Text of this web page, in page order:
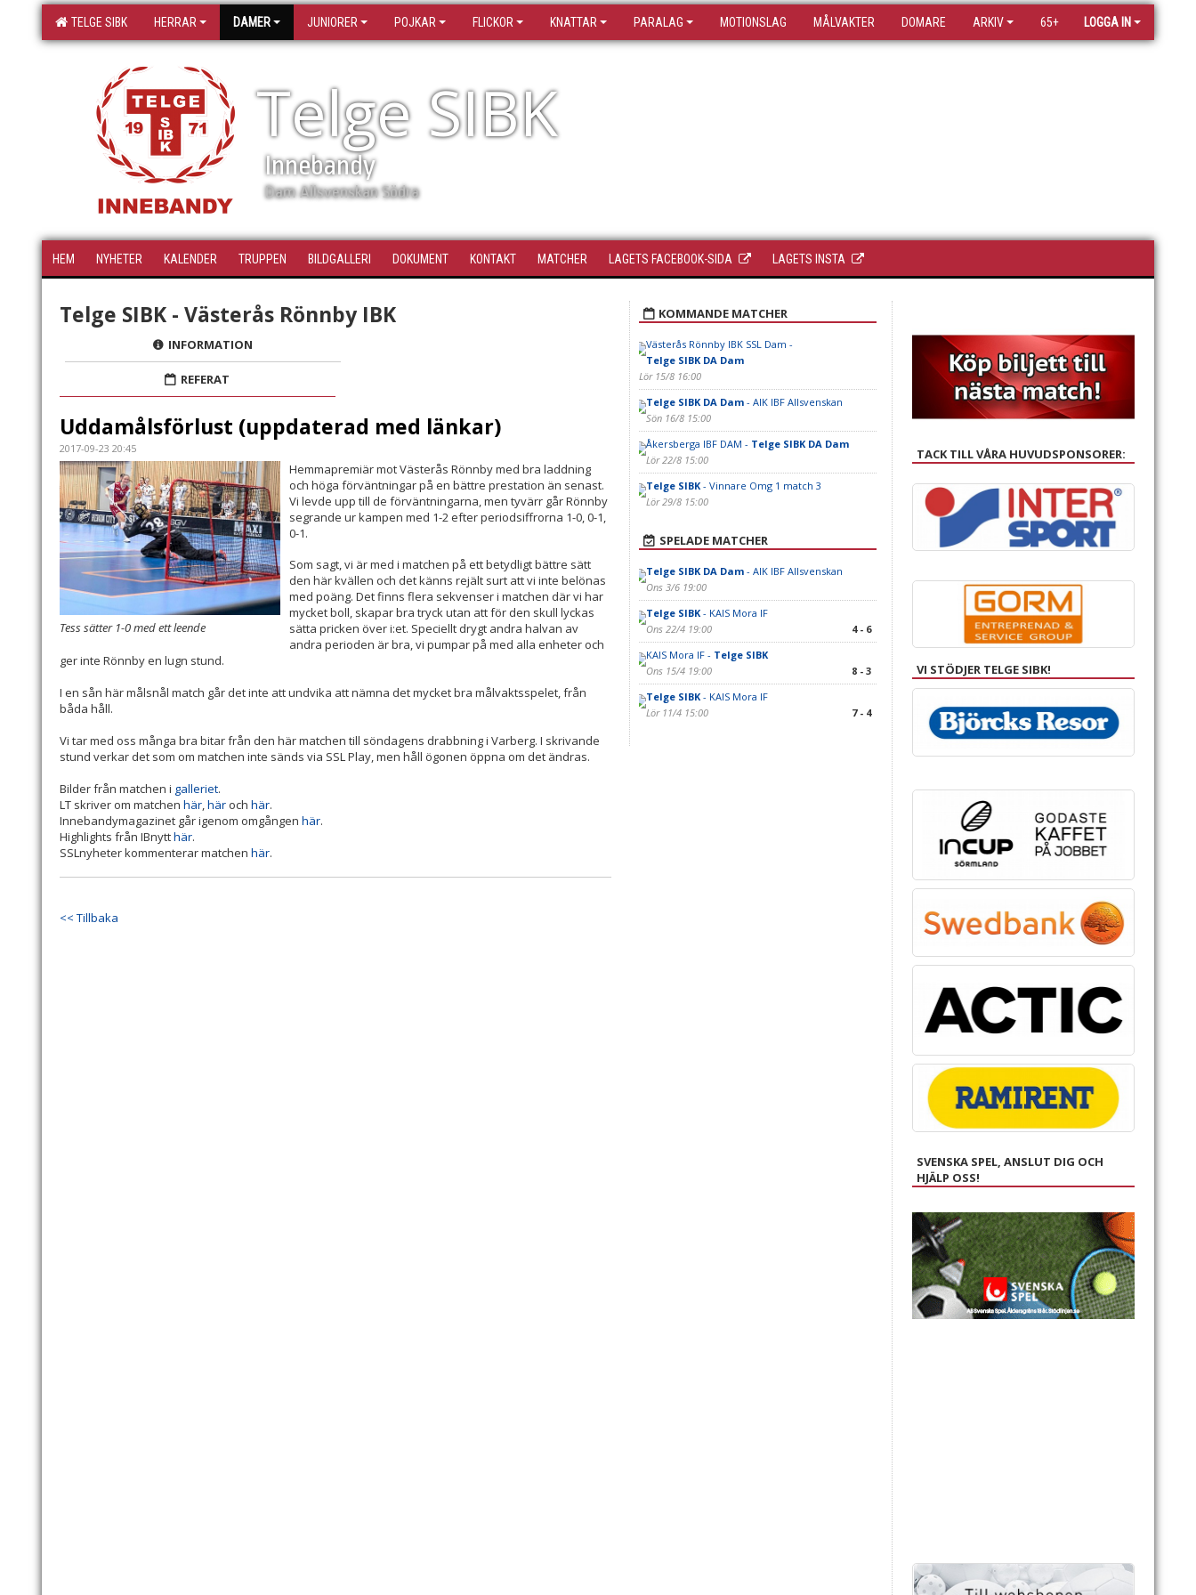
TELGE SIBK HERRAR DAMER JUNIORER POJKAR FLICKOR KNATTAR PARALAG MOTIONSLAG MÅLVAKTER DOMARE ARKIV 65+ LOGGA IN
Telge SIBK
Innebandy
Dam Allsvenskan Södra
HEM NYHETER KALENDER TRUPPEN BILDGALLERI DOKUMENT KONTAKT MATCHER LAGETS FACEBOOK-SIDA LAGETS INSTA
Telge SIBK - Västerås Rönnby IBK
INFORMATION
REFERAT
Uddamålsförlust (uppdaterad med länkar)
2017-09-23 20:45
Tess sätter 1-0 med ett leende
Hemmapremiär mot Västerås Rönnby med bra laddning
och höga förväntningar på en bättre prestation än senast.
Vi levde upp till de förväntningarna, men tyvärr går Rönnby
segrande ur kampen med 1-2 efter periodsiffrorna 1-0, 0-1,
0-1.
Som sagt, vi är med i matchen på ett betydligt bättre sätt
den här kvällen och det känns rejält surt att vi inte belönas
med poäng. Det finns flera sekvenser i matchen där vi har
mycket boll, skapar bra tryck utan att för den skull lyckas
sätta pricken över i:et. Speciellt drygt andra halvan av
andra perioden är bra, vi pumpar på med alla enheter och
ger inte Rönnby en lugn stund.
I en sån här målsnål match går det inte att undvika att nämna det mycket bra målvaktsspelet, från
båda håll.
Vi tar med oss många bra bitar från den här matchen till söndagens drabbning i Varberg. I skrivande
stund verkar det som om matchen inte sänds via SSL Play, men håll ögonen öppna om det ändras.
Bilder från matchen i galleriet.
LT skriver om matchen här,här och här.
Innebandymagazinet går igenom omgången här.
Highlights från IBnytthär.
SSLnyheter kommenterar matchen här.
<< Tillbaka
KOMMANDE MATCHER
Västerås Rönnby IBK SSL Dam -
Telge SIBK DA Dam
Lör 15/8 16:00
Telge SIBK DA Dam- AIK IBF Allsvenskan
Sön 16/8 15:00
Åkersberga IBF DAM - Telge SIBK DA Dam
Lör 22/8 15:00
Telge SIBK- Vinnare Omg 1 match 3
Lör 29/8 15:00
SPELADE MATCHER
Telge SIBK DA Dam- AIK IBF Allsvenskan
Ons 3/6 19:00
Telge SIBK- KAIS Mora IF
Ons 22/4 19:00
4 - 6
KAIS Mora IF - Telge SIBK
Ons 15/4 19:00
8 - 3
Telge SIBK- KAIS Mora IF
Lör 11/4 15:00
7 - 4
TACK TILL VÅRA HUVUDSPONSORER:
VI STÖDJER TELGE SIBK!
SVENSKA SPEL, ANSLUT DIG OCH
HJÄLP OSS!